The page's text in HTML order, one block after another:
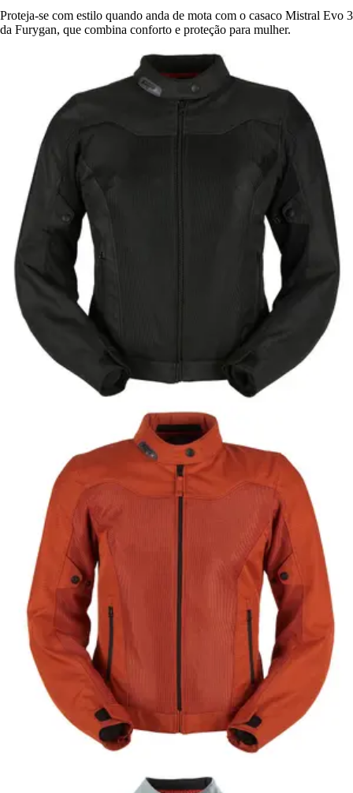
Proteja-se com estilo quando anda de mota com o casaco Mistral Evo 3
da Furygan, que combina conforto e proteção para mulher.